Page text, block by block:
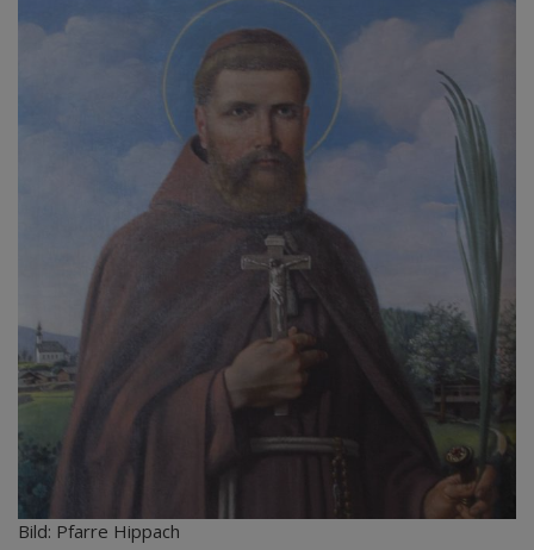
Bild: Pfarre Hippach